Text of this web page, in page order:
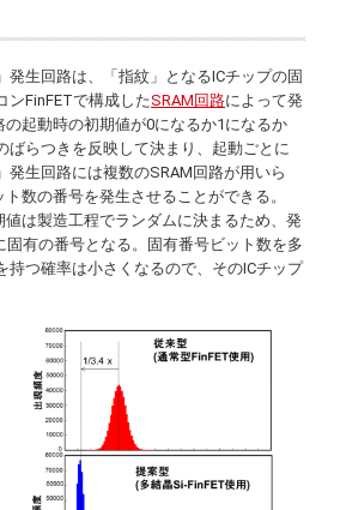
生回路は、「指紋」となるICチップの固
ンFinFETで構成したSRAM回路によって発
の起動時の初期値が0になるか1になるか
ばらつきを反映して決まり、起動ごとに
発生回路には複数のSRAM回路が用いら
数の番号を発生させることができる。
値は製造工程でランダムに決まるため、発
固有の番号となる。固有番号ビット数を多
持つ確率は小さくなるので、そのICチップ